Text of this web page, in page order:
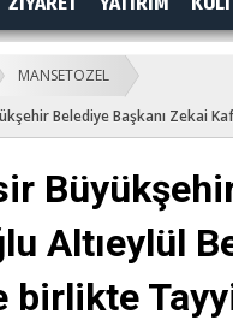
MANSETOZEL
Belediye Başkanı Zekai
Altıeylül
birlikte